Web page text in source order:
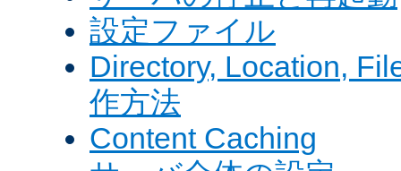
設定ファイル
Directory, Location,
作方法
Content Caching